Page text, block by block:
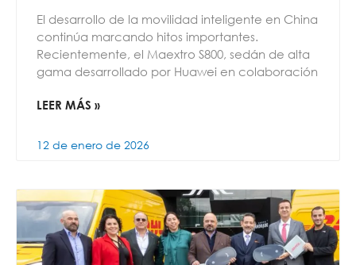
El desarrollo de la movilidad inteligente en China
continúa marcando hitos importantes.
Recientemente, el Maextro S800, sedán de alta
gama desarrollado por Huawei en colaboración
LEER MÁS »
12 de enero de 2026